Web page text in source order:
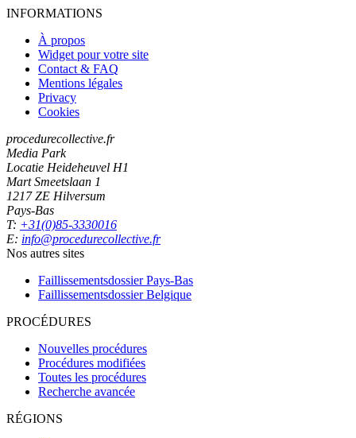
INFORMATIONS
À propos
Widget pour votre site
Contact & FAQ
Mentions légales
Privacy
Cookies
procedurecollective.fr
Media Park
Locatie Heideheuvel H1
Mart Smeetslaan 1
1217 ZE Hilversum
Pays-Bas
T: +31(0)85-3330016
E: info@procedurecollective.fr
Nos autres sites
Faillissementsdossier Pays-Bas
Faillissementsdossier Belgique
PROCÉDURES
Nouvelles procédures
Procédures modifiées
Toutes les procédures
Recherche avancée
RÉGIONS